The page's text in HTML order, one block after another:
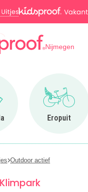
Nijmegen
Uitagenda
Eropuit
Ga naar
Outdoor actief